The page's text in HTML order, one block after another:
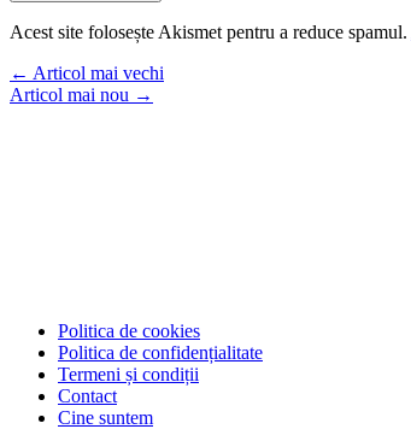
Acest site folosește Akismet pentru a reduce spamul.
← Articol mai vechi
Articol mai nou →
Politica de cookies
Politica de confidențialitate
Termeni și condiții
Contact
Cine suntem